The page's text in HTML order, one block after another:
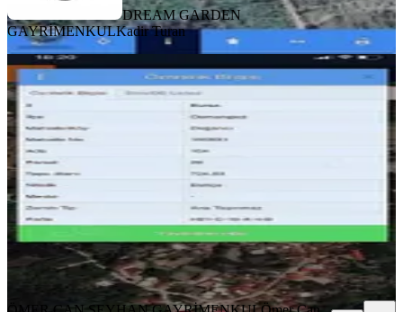
DREAM GARDEN
GAYRİMENKULKadir Turan
Öcs Emlaktan Doğancı Köyü Tektapu
Emsalsız Elektrik Su Mevcut
Osmangazi, Doğancı Mahallesi
6.906/m²
ÖMER CAN SEYHAN GAYRİMENKULÖmer Can Seyhan